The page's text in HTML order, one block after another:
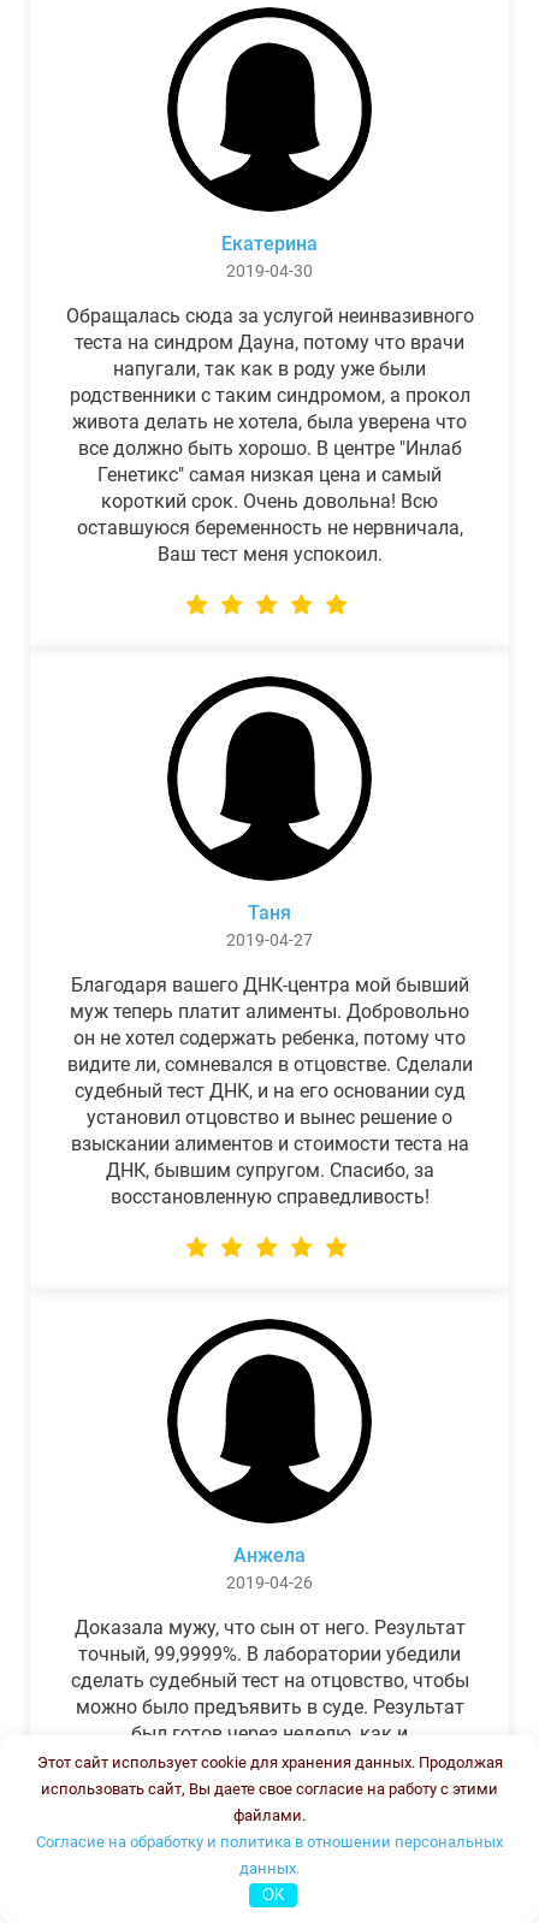
Екатерина
2019-04-30
Обращалась сюда за услугой неинвазивного
теста на синдром Дауна, потому что врачи
напугали, так как в роду уже были
родственники с таким синдромом, а прокол
живота делать не хотела, была уверена что
все должно быть хорошо. В центре "Инлаб
Генетикс" самая низкая цена и самый
короткий срок. Очень довольна! Всю
оставшуюся беременность не нервничала,
Ваш тест меня успокоил.
Таня
2019-04-27
Благодаря вашего ДНК-центра мой бывший
муж теперь платит алименты. Добровольно
он не хотел содержать ребенка, потому что
видите ли, сомневался в отцовстве. Сделали
судебный тест ДНК, и на его основании суд
установил отцовство и вынес решение о
взыскании алиментов и стоимости теста на
ДНК, бывшим супругом. Спасибо, за
восстановленную справедливость!
Анжела
2019-04-26
Доказала мужу, что сын от него. Результат
точный, 99,9999%. В лаборатории убедили
сделать судебный тест на отцовство, чтобы
можно было предъявить в суде. Результат
был готов через неделю, как и
обещали.Теперь муж бегает и извиняется.
Этот сайт использует cookie для хранения данных. Продолжая
использовать сайт, Вы даете свое согласие на работу с этими
файлами.
Согласие на обработку и политика в отношении персональных
данных.
OK